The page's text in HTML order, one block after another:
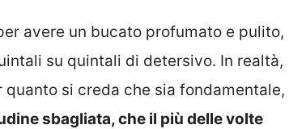
avere un bucato profumato e pulito,
su quintali di detersivo. In realtà,
quanto si creda che sia fondamentale,
sbagliata, che il più delle volte